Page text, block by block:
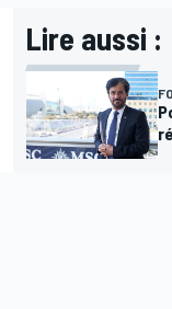
Lire aussi :